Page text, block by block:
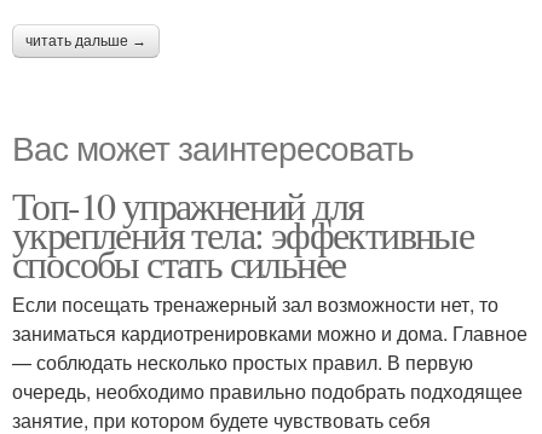
читать дальше →
Вас может заинтересовать
Топ-10 упражнений для
укрепления тела: эффективные
способы стать сильнее
Если посещать тренажерный зал возможности нет, то
заниматься кардиотренировками можно и дома. Главное
— соблюдать несколько простых правил. В первую
очередь, необходимо правильно подобрать подходящее
занятие, при котором будете чувствовать себя